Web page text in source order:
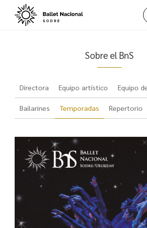
Sobre el BnS
Directora Equipo artístico Equipo
Bailarines Temporadas Repertorio